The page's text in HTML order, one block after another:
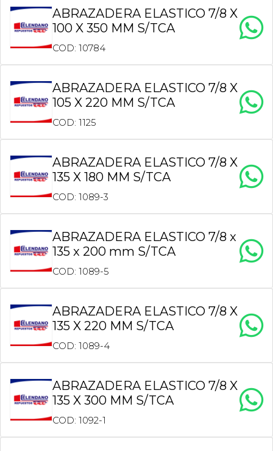
ABRAZADERA ELASTICO 7/8 X
100 X 350 MM S/TCA
COD: 10784
ABRAZADERA ELASTICO 7/8 X
105 X 220 MM S/TCA
COD: 1125
ABRAZADERA ELASTICO 7/8 X
135 X 180 MM S/TCA
COD: 1089-3
ABRAZADERA ELASTICO 7/8 x
135 x 200 mm S/TCA
COD: 1089-5
ABRAZADERA ELASTICO 7/8 X
135 X 220 MM S/TCA
COD: 1089-4
ABRAZADERA ELASTICO 7/8 X
135 X 300 MM S/TCA
COD: 1092-1